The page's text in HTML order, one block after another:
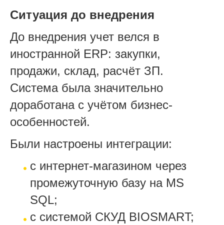
Ситуация до внедрения
До внедрения учет велся в
иностранной ERP: закупки,
продажи, склад, расчёт ЗП.
Система была значительно
доработана с учётом бизнес-
особенностей.
Были настроены интеграции:
с интернет-магазином через
промежуточную базу на MS
SQL;
с системой СКУД BIOSMART;